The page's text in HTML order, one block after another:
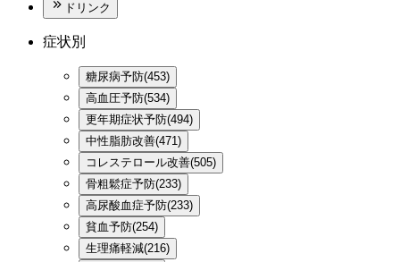
ドリンク
症状別
糖尿病予防(453)
高血圧予防(534)
更年期症状予防(494)
中性脂肪改善(471)
コレステロール改善(505)
骨粗鬆症予防(233)
高尿酸血症予防(233)
貧血予防(254)
生理痛軽減(216)